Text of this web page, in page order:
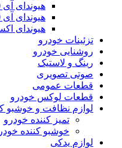
هیوندای آی 10
هیوندای آی 20
هیوندای
تزئینات خودرو
روشنایی خودرو
رینگ و لاستیک
صوتی تصویری
قطعات عمومی
قطعات لوکس خودرو
لوازم نظافت و خوشبو
تمیز کننده خودرو
خوشبو کننده
لوازم یدکی